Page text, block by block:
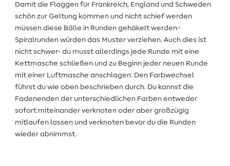
Damit die Flaggen für Frankreich, England und Schweden
schön zur Geltung kommen und nicht schief werden
müssen diese Bälle in Runden gehäkelt werden-
Spiralrunden würden das Muster verziehen. Auch dies ist
nicht schwer- du musst allerdings jede Runde mit eine
Kettmasche schließen und zu Beginn jeder neuen Runde
mit einer Luftmasche anschlagen. Den Farbwechsel
führst du wie oben beschrieben durch. Du kannst die
Fadenenden der unterschiedlichen Farben entweder
sofort miteinander verknoten oder aber großzügig
mitlaufen lassen und verknoten bevor du die Runden
wieder abnimmst.